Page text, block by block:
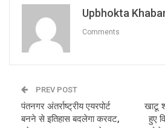
Upbhokta
Comments
PREV POST
पंतनगर अंतर्राष्ट्रीय एयरपोर्ट
बनने से इतिहास बदलेगा करवट,
खाटू
हुए